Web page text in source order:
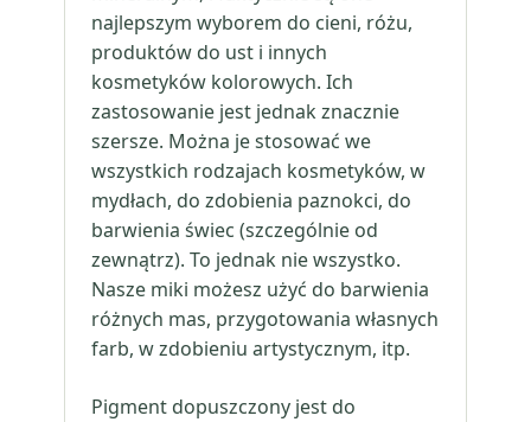
najlepszym wyborem do cieni, różu,
produktów do ust i innych
kosmetyków kolorowych. Ich
zastosowanie jest jednak znacznie
szersze. Można je stosować we
wszystkich rodzajach kosmetyków, w
mydłach, do zdobienia paznokci, do
barwienia świec (szczególnie od
zewnątrz). To jednak nie wszystko.
Nasze miki możesz użyć do barwienia
różnych mas, przygotowania własnych
farb, w zdobieniu artystycznym, itp.
Pigment dopuszczony jest do